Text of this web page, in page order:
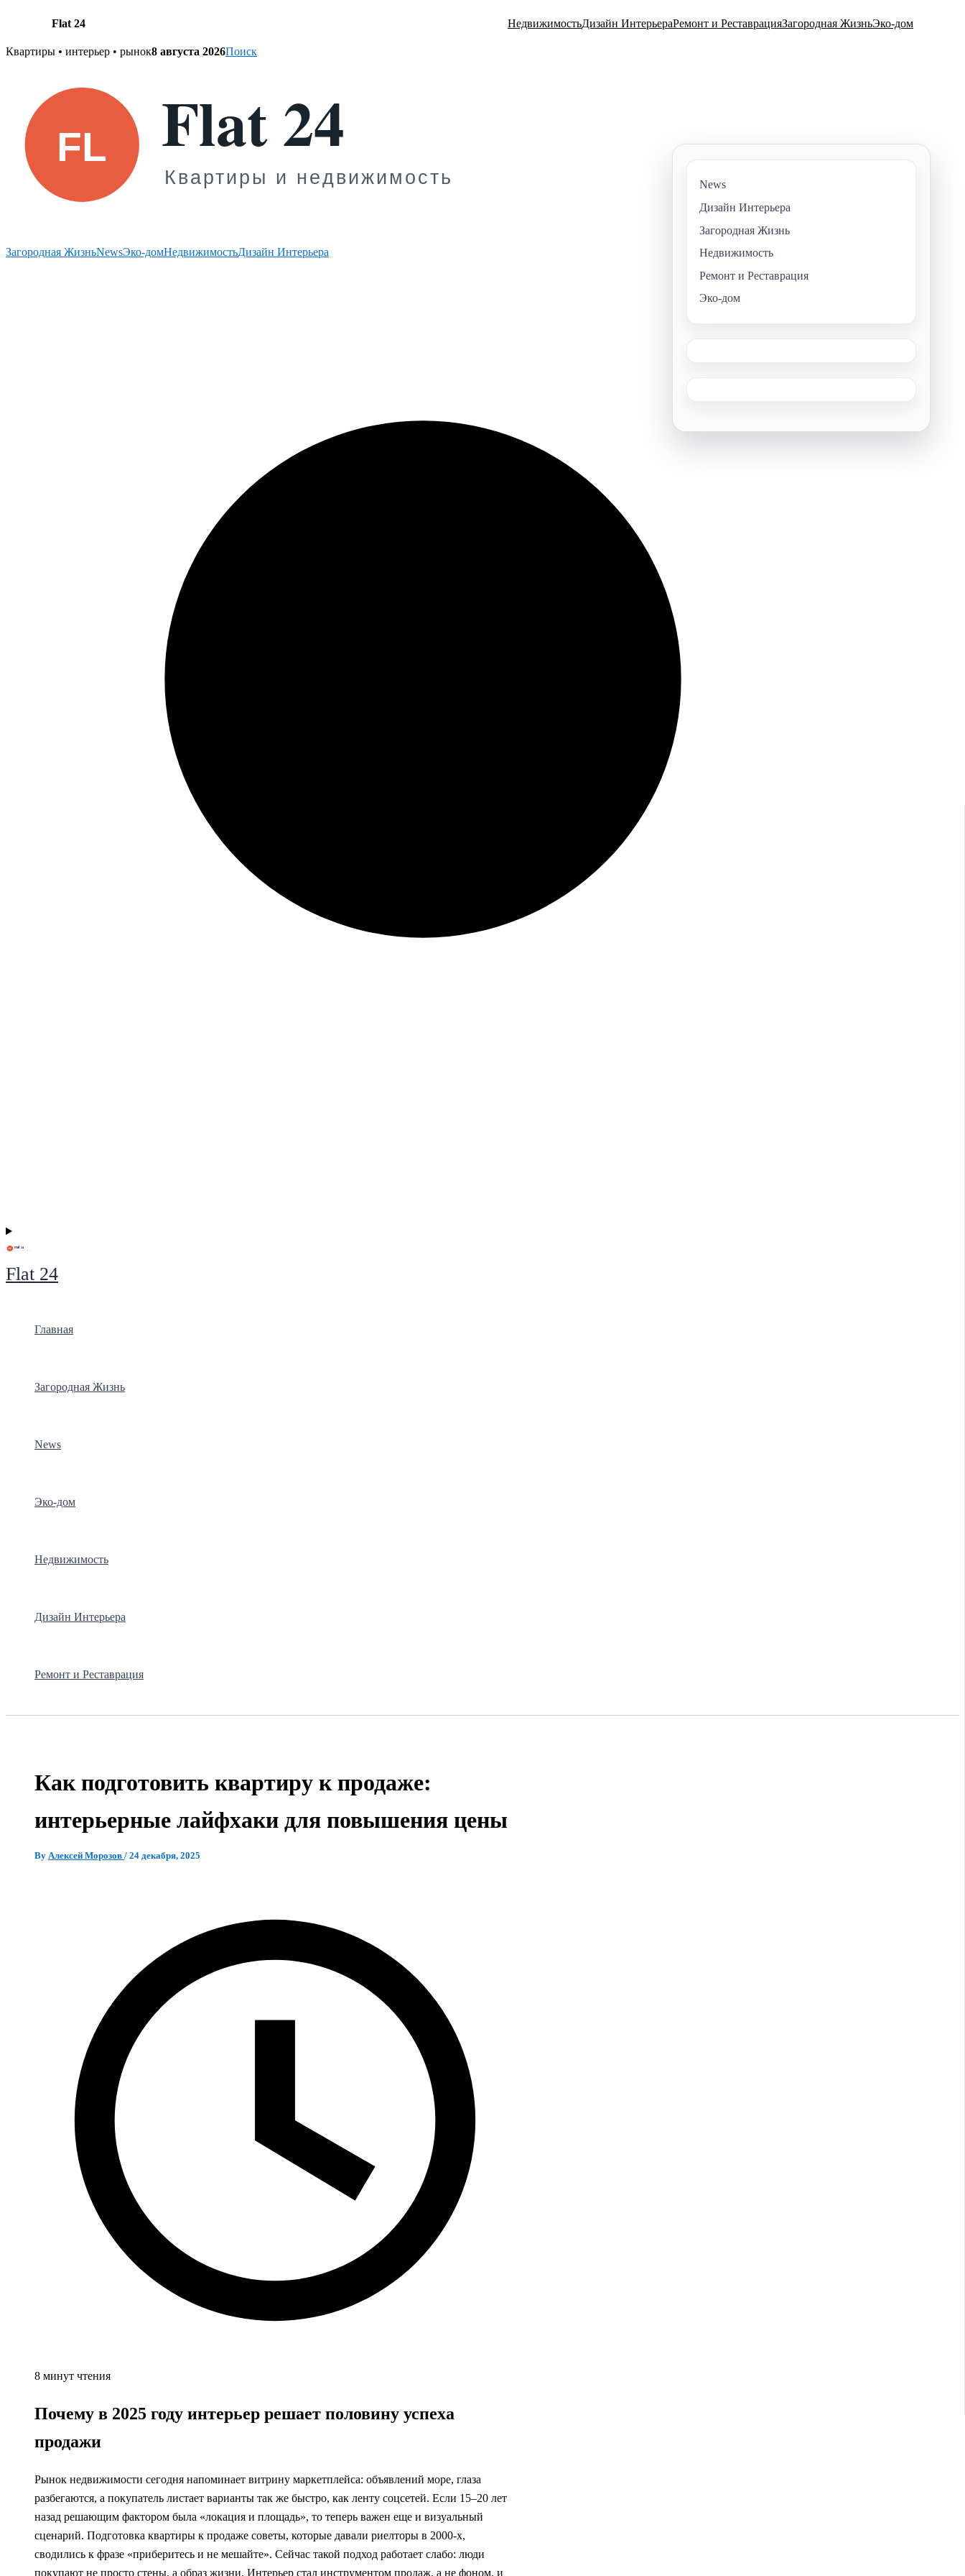
Flat 24 НедвижимостьДизайн ИнтерьераРемонт и РеставрацияЗагородная ЖизньЭко-дом
Skip
Квартиры • интерьер • рынок8 августа 2026Поиск
Загородная ЖизньNewsЭко-домНедвижимостьДизайн Интерьера
Flat 24
Главная
Загородная Жизнь
News
Эко-дом
Недвижимость
Дизайн Интерьера
Ремонт и Реставрация
Как подготовить квартиру к продаже:
интерьерные лайфхаки для повышения цены
By Алексей Морозов / 24 декабря, 2025
8 минут чтения
Почему в 2025 году интерьер решает половину успеха
продажи
Рынок недвижимости сегодня напоминает витрину маркетплейса: объявлений море, глаза
разбегаются, а покупатель листает варианты так же быстро, как ленту соцсетей. Если 15–20 лет
назад решающим фактором была «локация и площадь», то теперь важен еще и визуальный
сценарий. Подготовка квартиры к продаже советы, которые давали риелторы в 2000-х,
сводились к фразе «приберитесь и не мешайте». Сейчас такой подход работает слабо: люди
покупают не просто стены, а образ жизни. Интерьер стал инструментом продаж, а не фоном, и
News
Дизайн Интерьера
Загородная Жизнь
Недвижимость
Ремонт и Реставрация
Эко-дом